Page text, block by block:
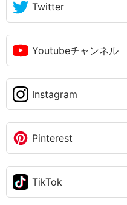
Twitter
Youtubeチャンネル
Instagram
Pinterest
TikTok